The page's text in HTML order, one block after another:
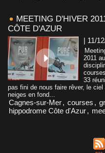
MEETING D'HIVER
CÔTE D'AZUR
| 11/
2011
33
pas fini de nous faire rêver, le
neiges en fond...
Cagnes-sur-Mer, courses ,
hippodrome Côte d'Azur,